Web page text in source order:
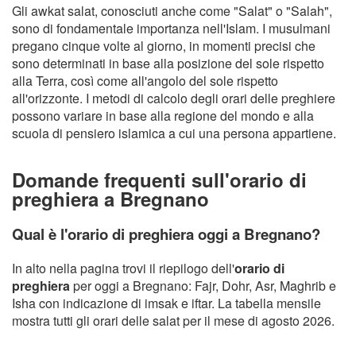
Gli awkat salat, conosciuti anche come "Salat" o "Salah",
sono di fondamentale importanza nell'Islam. I musulmani
pregano cinque volte al giorno, in momenti precisi che
sono determinati in base alla posizione del sole rispetto
alla Terra, così come all'angolo del sole rispetto
all'orizzonte. I metodi di calcolo degli orari delle preghiere
possono variare in base alla regione del mondo e alla
scuola di pensiero islamica a cui una persona appartiene.
Domande frequenti sull'orario di
preghiera a Bregnano
Qual è l'orario di preghiera oggi a Bregnano?
In alto nella pagina trovi il riepilogo dell'orario di
preghieraper oggi a Bregnano: Fajr, Dohr, Asr, Maghrib e
Isha con indicazione di imsak e iftar. La tabella mensile
mostra tutti gli orari delle salat per il mese di agosto 2026.